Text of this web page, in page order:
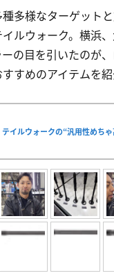
多様なターゲット
ルウォーク。横浜
の目を引いたのが
すめのアイテムを
イルウォークの“汎用性めち